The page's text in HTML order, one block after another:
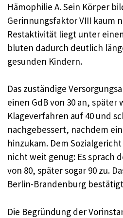
Hämophilie A. Sein Körper
Gerinnungsfaktor VIII kaum
Restaktivität liegt unter
bluten dadurch deutlich
gesunden Kindern.
Das zuständige
einen GdB von 30 an, später
Klageverfahren auf 40 und
nachgebessert, nachdem
hinzukam. Dem
nicht weit genug: Es sprach
von 80, später sogar 90 zu.
Berlin-Brandenburg
Die Begründung der